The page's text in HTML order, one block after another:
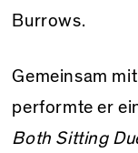
Burrows.
Gemeinsam
performte er
Both Sitting